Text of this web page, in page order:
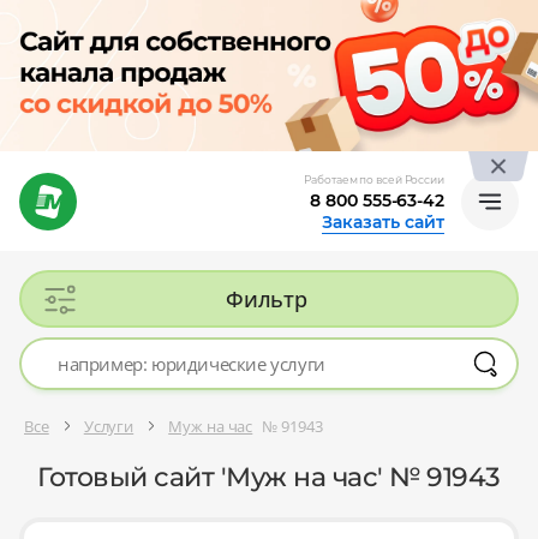
Работаем по всей России
8 800 555-63-42
Заказать сайт
Фильтр
Все Услуги Муж на час № 91943
Готовый сайт 'Муж на час' № 91943